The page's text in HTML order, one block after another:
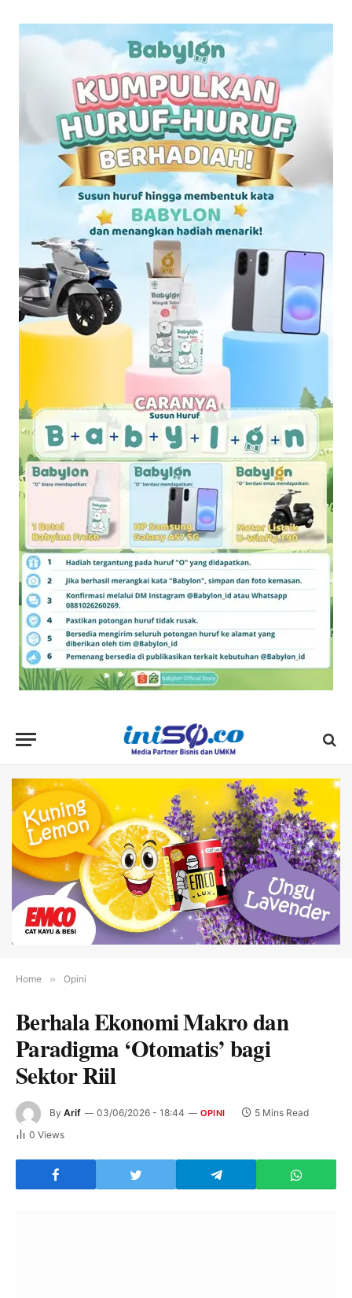
Home » Opini
Berhala Ekonomi Makro dan
Paradigma ‘Otomatis’ bagi
Sektor Riil
By Arif 03/06/2026 - 18:44 OPINI
5 Mins Read
0 Views